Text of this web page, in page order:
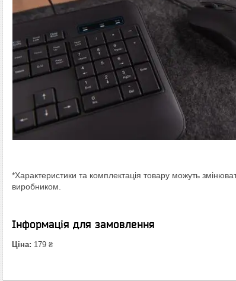
*Характеристики та комплектація товару можуть
виробником.
Інформація для замовлення
Ціна: 179 ₴